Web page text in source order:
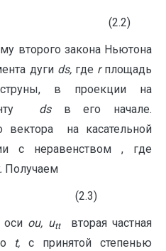
(2.2)
второго закона Ньютона
дуги ds, где rплощадь
струны, в проекции на
dsв его начале.
вектора на касательной
с неравенством , где
. Получаем
(2.3)
оси ou, uttвторая частная
t,с принятой степенью